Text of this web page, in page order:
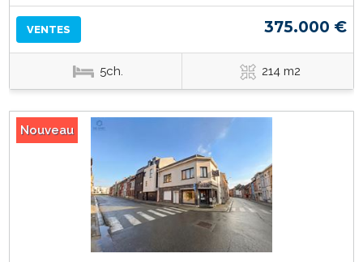
VENTES 375.000 €
5ch. 214 m2
Nouveau